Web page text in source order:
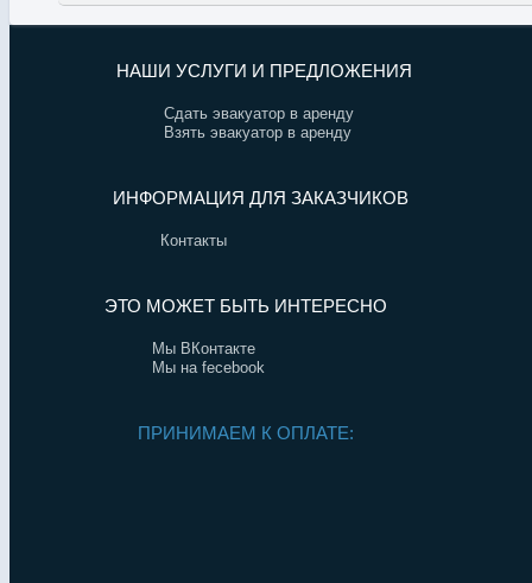
НАШИ УСЛУГИ И ПРЕДЛОЖЕНИЯ
Сдать эвакуатор в аренду
Взять эвакуатор в аренду
ИНФОРМАЦИЯ ДЛЯ ЗАКАЗЧИКОВ
Контакты
ЭТО МОЖЕТ БЫТЬ ИНТЕРЕСНО
Мы ВКонтакте
Мы на fecebook
ПРИНИМАЕМ К ОПЛАТЕ: